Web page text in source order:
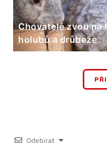
Chovatelé zvou na
holubů a drůbeže
Odebírat